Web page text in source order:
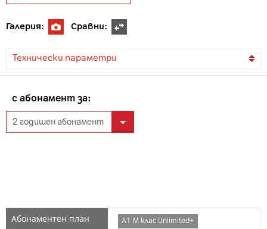
Галерия: Сравни:
Технически параметри
с абонамент за:
А1 М клас Unlimited+